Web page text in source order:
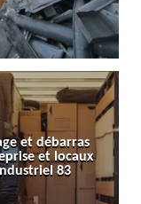
et débarras
et locaux
83